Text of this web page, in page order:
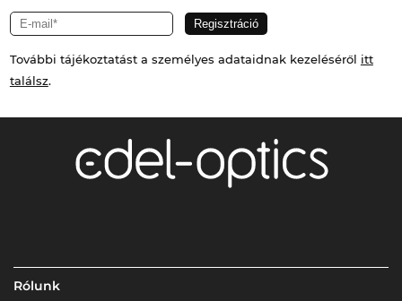
További tájékoztatást a személyes adataidnak kezeléséről itt
találsz.
Rólunk